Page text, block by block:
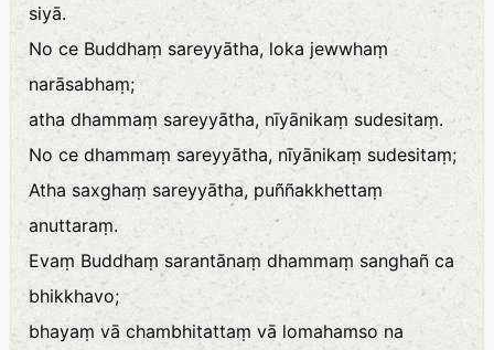
siyā.
No ce Buddhaṃ sareyyātha, loka jewwhaṃ
narāsabhaṃ;
atha dhammaṃ sareyyātha, nīyānikaṃ sudesitaṃ.
No ce dhammaṃ sareyyātha, nīyānikaṃ sudesitaṃ;
Atha saxghaṃ sareyyātha, puññakkhettaṃ
anuttaraṃ.
Evaṃ Buddhaṃ sarantānaṃ dhammaṃ sanghañ ca
bhikkhavo;
bhayaṃ vā chambhitattaṃ vā lomahamso na